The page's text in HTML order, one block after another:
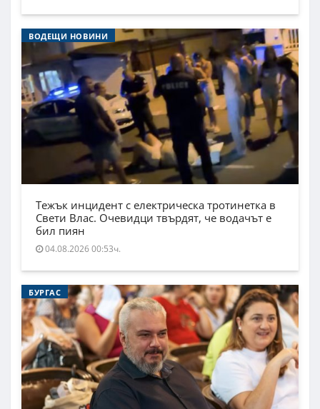
ВОДЕЩИ НОВИНИ
Тежък инцидент с електрическа тротинетка в
Свети Влас. Очевидци твърдят, че водачът е
бил пиян
04.08.2026 00:53ч.
БУРГАС